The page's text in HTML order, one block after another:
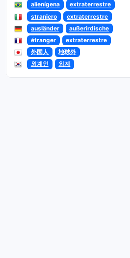
alienígena
extraterrestre
straniero
extraterrestre
ausländer
außerirdische
étranger
extraterrestre
外国人
地球外
외계인
외계